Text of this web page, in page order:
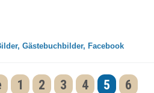
Gästebuchbilder, Facebook
1 2 3 4 5
6